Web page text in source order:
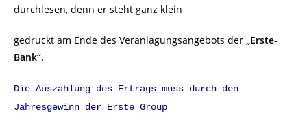
durchlesen, denn er steht ganz klein
gedruckt am Ende des Veranlagungsangebots der „Erste-
Bank“.
Die Auszahlung des Ertrags muss durch den
Jahresgewinn der Erste Group